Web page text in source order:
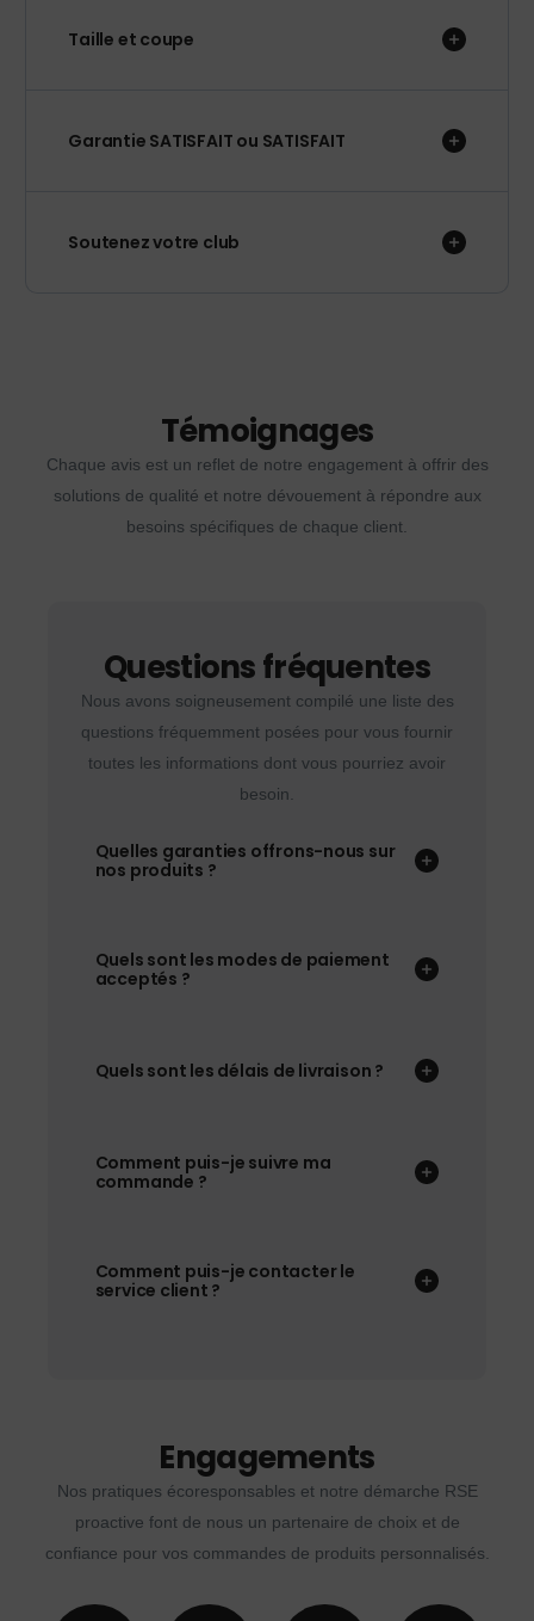
Taille et coupe
Garantie SATISFAIT ou SATISFAIT
Soutenez votre club
Témoignages
Chaque avis est un reflet de notre engagement à offrir des
solutions de qualité et notre dévouement à répondre aux
besoins spécifiques de chaque client.
Questions fréquentes
Nous avons soigneusement compilé une liste des
questions fréquemment posées pour vous fournir
toutes les informations dont vous pourriez avoir
besoin.
Quelles garanties offrons-nous sur
nos produits ?
Quels sont les modes de paiement
acceptés ?
Quels sont les délais de livraison ?
Comment puis-je suivre ma
commande ?
Comment puis-je contacter le
service client ?
Engagements
Nos pratiques écoresponsables et notre démarche RSE
proactive font de nous un partenaire de choix et de
confiance pour vos commandes de produits personnalisés.